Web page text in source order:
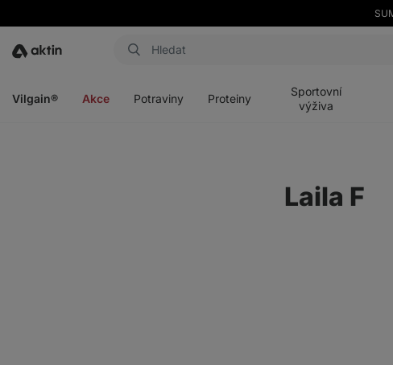
Aktin
Vilgain® Akce Potraviny Proteiny
Sportovní
výživa
Laila F